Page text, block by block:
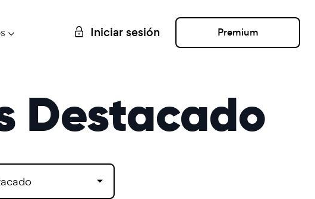
Iniciar sesión Premium
Destacado